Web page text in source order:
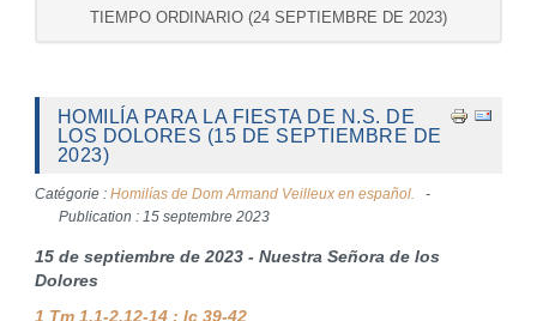
TIEMPO ORDINARIO (24 SEPTIEMBRE DE 2023)
HOMILÍA PARA LA FIESTA DE N.S. DE
LOS DOLORES (15 DE SEPTIEMBRE DE
2023)
Catégorie : Homilías de Dom Armand Veilleux en español.
Publication : 15 septembre 2023
15 de septiembre de 2023 - Nuestra Señora de los
Dolores
1 Tm 1,1-2.12-14 ; lc 39-42